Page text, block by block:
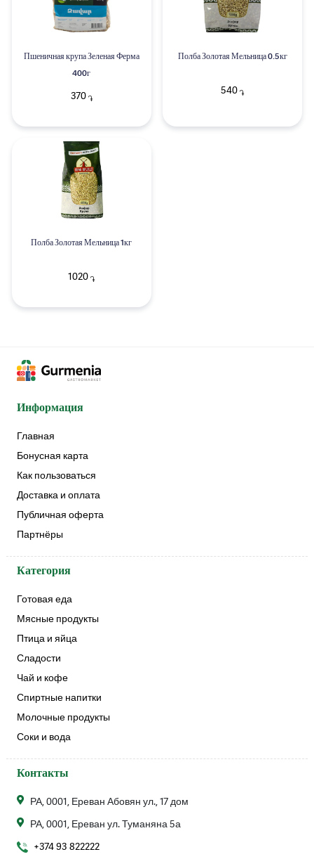
Пшеничная крупа Зеленая Ферма
400г
370֏
Полба Золотая Мельница 0.5кг
540 ֏
Полба Золотая Мельница 1кг
1020 ֏
Информация
Главная
Бонусная карта
Как пользоваться
Доставка и оплата
Публичная оферта
Партнёры
Категория
Готовая еда
Мясные продукты
Птица и яйца
Сладости
Чай и кофе
Спиртные напитки
Молочные продукты
Соки и вода
Контакты
РА, 0001, Ереван Абовян ул., 17 дом
РА, 0001, Ереван ул. Туманяна 5а
+374 93 822222